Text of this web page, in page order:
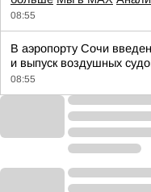
08:55
В аэропорту Сочи
и выпуск воздушных
08:55